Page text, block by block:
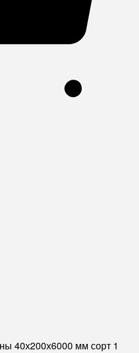
40х200х6000 мм сорт 1